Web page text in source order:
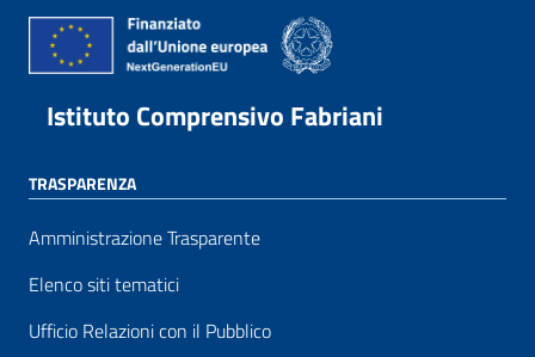
Istituto Comprensivo Fabriani
TRASPARENZA
Amministrazione Trasparente
Elenco siti tematici
Ufficio Relazioni con il Pubblico